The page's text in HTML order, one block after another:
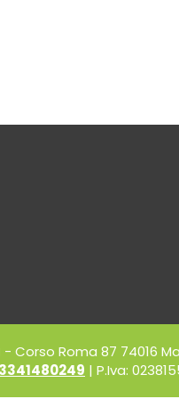
- Corso Roma 87 74016
| P.Iva: